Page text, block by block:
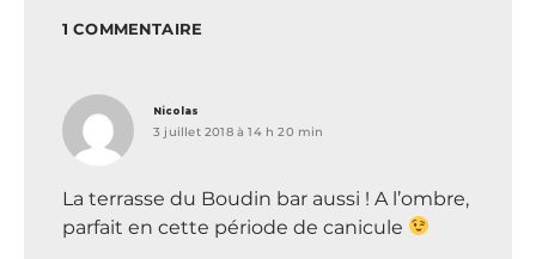
1 COMMENTAIRE
Nicolas
3 juillet 2018 à 14 h 20 min
La terrasse du Boudin bar aussi ! A l’ombre,
parfait en cette période de canicule